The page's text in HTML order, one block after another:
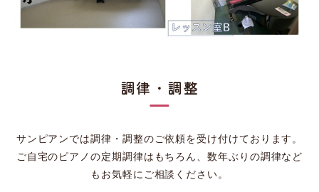
調律・調整
サンピアンでは調律・調整のご依頼を受け付けております。
ご自宅のピアノの定期調律はもちろん、数年ぶりの調律など
もお気軽にご相談ください。